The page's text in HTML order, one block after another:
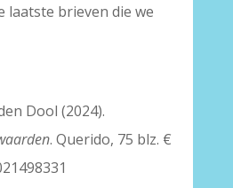
laatste brieven die we
Dool (2024).
. Querido, 75 blz. €